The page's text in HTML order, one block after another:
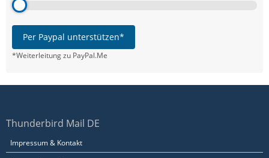
Per Paypal unterstützen*
*Weiterleitung zu PayPal.Me
Thunderbird Mail DE
Impressum & Kontakt